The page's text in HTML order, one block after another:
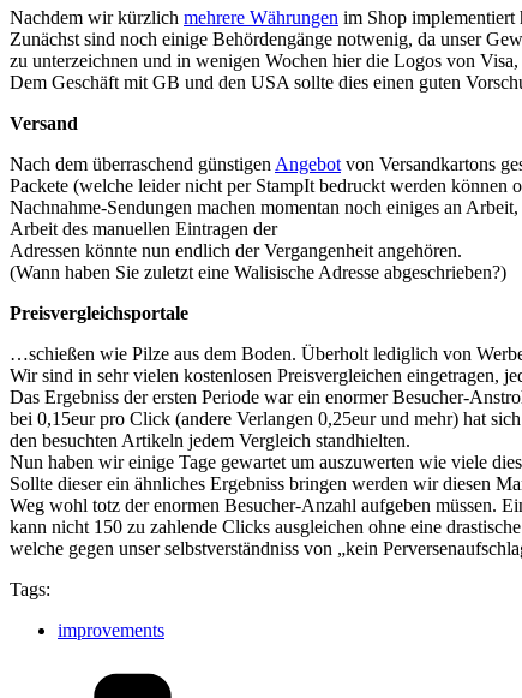
Nachdem wir kürzlich mehrere Währungen im Shop implementiert
Zunächst sind noch einige Behördengänge notwenig, da unser
zu unterzeichnen und in wenigen Wochen hier die Logos von
Dem Geschäft mit GB und den USA sollte dies einen guten
Versand
Nach dem überraschend günstigen Angebot von Versandkartons
Packete (welche leider nicht per StampIt bedruckt werden
Nachnahme-Sendungen machen momentan noch einiges an
Arbeit des manuellen Eintragen der
Adressen könnte nun endlich der Vergangenheit angehören.
(Wann haben Sie zuletzt eine Walisische Adresse abgeschrieben?)
Preisvergleichsportale
…schießen wie Pilze aus dem Boden. Überholt lediglich von
Wir sind in sehr vielen kostenlosen Preisvergleichen eingetragen,
Das Ergebniss der ersten Periode war ein enormer Besucher-
bei 0,15eur pro Click (andere Verlangen 0,25eur und mehr) hat
den besuchten Artikeln jedem Vergleich standhielten.
Nun haben wir einige Tage gewartet um auszuwerten wie viele
Sollte dieser ein ähnliches Ergebniss bringen werden wir diesen
Weg wohl totz der enormen Besucher-Anzahl aufgeben müssen.
kann nicht 150 zu zahlende Clicks ausgleichen ohne eine
welche gegen unser selbstverständniss von „kein
Tags:
improvements